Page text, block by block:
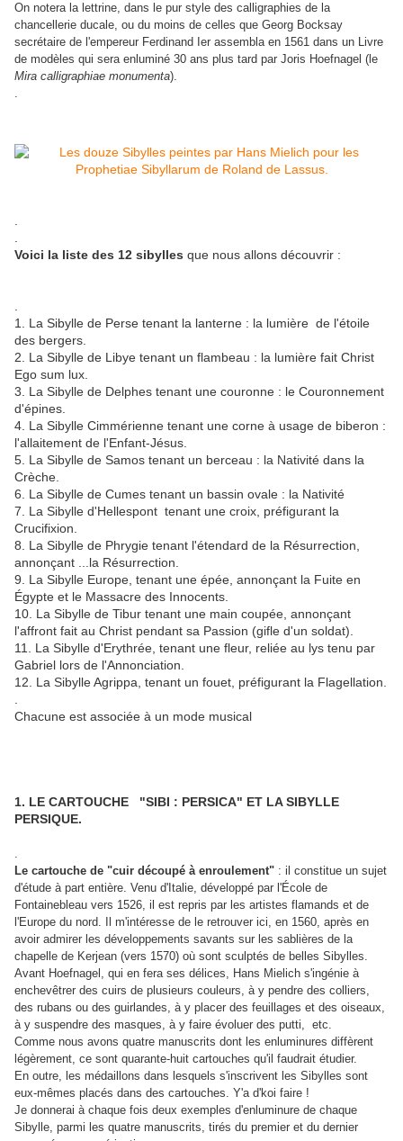
On notera la lettrine, dans le pur style des calligraphies de la
chancellerie ducale, ou du moins de celles que Georg Bocksay
secrétaire de l'empereur Ferdinand Ier assembla en 1561 dans un Livre
de modèles qui sera enluminé 30 ans plus tard par Joris Hoefnagel (le
Mira calligraphiae monumenta).
.
Voici la liste des 12 sibylles que nous allons découvrir :
1. La Sibylle de Perse tenant la lanterne : la lumière de l'étoile
des bergers.
2. La Sibylle de Libye tenant un flambeau : la lumière fait Christ
Ego sum lux.
3. La Sibylle de Delphes tenant une couronne : le Couronnement
d'épines.
4. La Sibylle Cimmérienne tenant une corne à usage de biberon :
l'allaitement de l'Enfant-Jésus.
5. La Sibylle de Samos tenant un berceau : la Nativité dans la
Crèche.
6. La Sibylle de Cumes tenant un bassin ovale : la Nativité
7. La Sibylle d'Hellespont tenant une croix, préfigurant la
Crucifixion.
8. La Sibylle de Phrygie tenant l'étendard de la Résurrection,
annonçant ...la Résurrection.
9. La Sibylle Europe, tenant une épée, annonçant la Fuite en
Égypte et le Massacre des Innocents.
10. La Sibylle de Tibur tenant une main coupée, annonçant
l'affront fait au Christ pendant sa Passion (gifle d'un soldat).
11. La Sibylle d'Erythrée, tenant une fleur, reliée au lys tenu par
Gabriel lors de l'Annonciation.
12. La Sibylle Agrippa, tenant un fouet, préfigurant la Flagellation.
Chacune est associée à un mode musical
1. LE CARTOUCHE "SIBI : PERSICA" ET LA SIBYLLE
PERSIQUE.
.
Le cartouche de "cuir découpé à enroulement" : il constitue un sujet
d'étude à part entière. Venu d'Italie, développé par l'École de
Fontainebleau vers 1526, il est repris par les artistes flamands et de
l'Europe du nord. Il m'intéresse de le retrouver ici, en 1560, après en
avoir admirer les développements savants sur les sablières de la
chapelle de Kerjean (vers 1570) où sont sculptés de belles Sibylles.
Avant Hoefnagel, qui en fera ses délices, Hans Mielich s'ingénie à
enchevêtrer des cuirs de plusieurs couleurs, à y pendre des colliers,
des rubans ou des guirlandes, à y placer des feuillages et des oiseaux,
à y suspendre des masques, à y faire évoluer des putti, etc.
Comme nous avons quatre manuscrits dont les enluminures diffèrent
légèrement, ce sont quarante-huit cartouches qu'il faudrait étudier.
En outre, les médaillons dans lesquels s'inscrivent les Sibylles sont
eux-mêmes placés dans des cartouches. Y'a d'koi faire !
Je donnerai à chaque fois deux exemples d'enluminure de chaque
Sibylle, parmi les quatre manuscrits, tirés du premier et du dernier